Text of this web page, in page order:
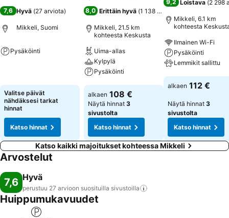
7,6 Hyvä (27 arviota)
Mikkeli, Suomi
Pysäköinti
Valitse päivät
nähdäksesi tarkat
hinnat
Katso hinnat
8,0 Erittäin hyvä (1 138 arviota
Mikkeli, 21.5 km
kohteesta Keskusta
Uima-allas
Kylpylä
Pysäköinti
Katso hinnat
alkaen 108 €
Näytä hinnat 3
sivustolta
Katso hinnat
9,2 Loistava (2 298
Mikkeli, 6.1 km
kohteesta
Ilmainen Wi-Fi
Pysäköinti
Lemmikit sallittu
Katso hinnat
alkaen 112 €
Näytä hinnat 3
sivustolta
Katso hinnat
Katso kaikki majoitukset kohteessa Mikkeli
Arvostelut
7,6 Hyvä
perustuu 27 arvioon suosituilla sivustoilla
Huippumukavuudet